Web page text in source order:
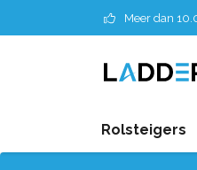
Meer dan
Rolsteigers